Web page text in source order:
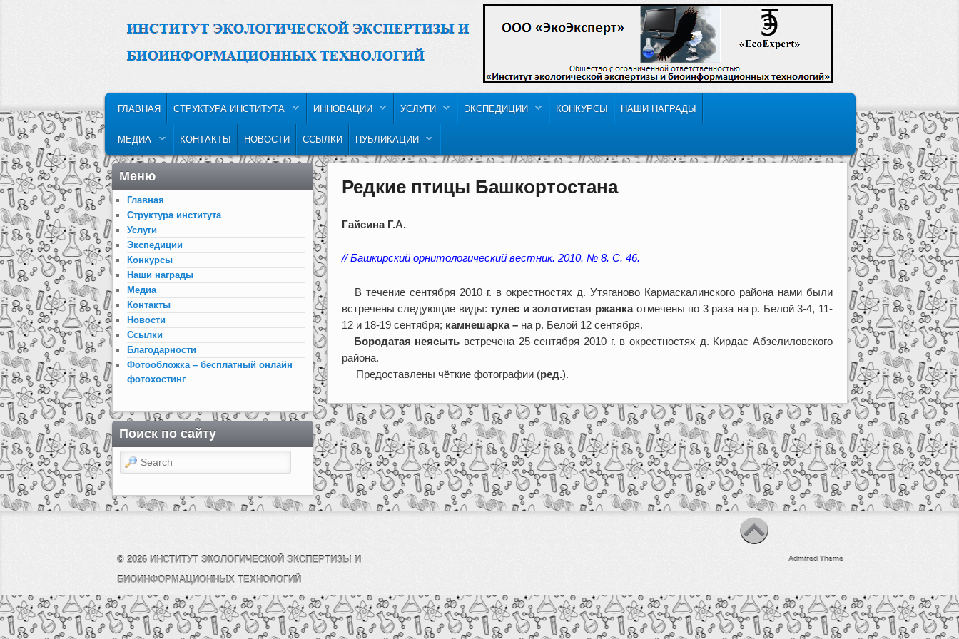
SKIP TO PRIMARY CONTENT
SKIP TO SECONDARY CONTENT
ГЛАВНАЯ СТРУКТУРА ИНСТИТУТА ИННОВАЦИИ УСЛУГИ ЭКСПЕДИЦИИ КОНКУРСЫ НАШИ НАГРАДЫ
МЕДИА КОНТАКТЫ НОВОСТИ ССЫЛКИ ПУБЛИКАЦИИ
Редкие птицы Башкортостана
Гайсина Г.А.
// Башкирский орнитологический вестник. 2010. № 8. С. 46.
В течение сентября 2010 г. в окрестностях д. Утяганово Кармаскалинского района нами были
встречены следующие виды:тулес и золотистая ржанка отмечены по 3 раза на р. Белой 3-4, 11-
12 и 18-19 сентября; камнешарка – на р. Белой 12 сентября.
Бородатая неясыть встречена 25 сентября 2010 г. в окрестностях д. Кирдас Абзелиловского
района.
Предоставлены чёткие фотографии (ред.).
Меню
Главная
Структура института
Услуги
Экспедиции
Конкурсы
Наши награды
Медиа
Контакты
Новости
Ссылки
Благодарности
Фотообложка – бесплатный онлайн
фотохостинг
Поиск по сайту
Search
© 2026 ИНСТИТУТ ЭКОЛОГИЧЕСКОЙ ЭКСПЕРТИЗЫ И
БИОИНФОРМАЦИОННЫХ ТЕХНОЛОГИЙ
Admired Theme